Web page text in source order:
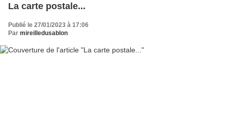
La carte postale...
Publié le 27/01/2023 à 17:06
Par mireilledusablon